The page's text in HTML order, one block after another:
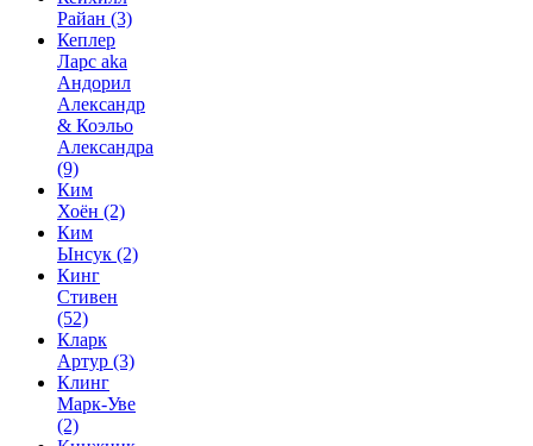
Райан (3)
Кеплер
Ларс aka
Андорил
Александр
& Коэльо
Александра
(9)
Ким
Хоён (2)
Ким
Ынсук (2)
Кинг
Стивен
(52)
Кларк
Артур (3)
Клинг
Марк-Уве
(2)